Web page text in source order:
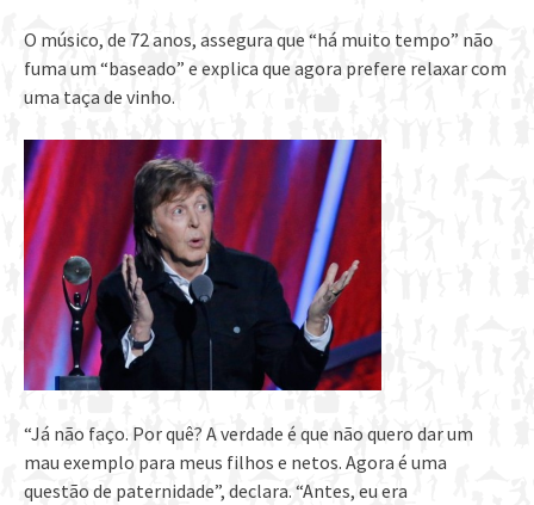
O músico, de 72 anos, assegura que “há muito tempo” não
fuma um “baseado” e explica que agora prefere relaxar com
uma taça de vinho.
“Já não faço. Por quê? A verdade é que não quero dar um
mau exemplo para meus filhos e netos. Agora é uma
questão de paternidade”, declara. “Antes, eu era